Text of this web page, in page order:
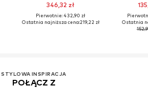
346,32 zł
Pierwotnie: 432,90 zł
Ostatnia najniższa cena:219,22 zł
Ostatnia
STYLOWA INSPIRACJA
POŁĄCZ Z